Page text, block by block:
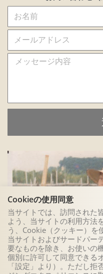
Cookieの使用同意
当サイトでは、訪問された
よう、当サイトの利用方法
う、Cookie（クッキー）を
当サイトおよびサードパー
要なものを除き、お使いの
個別に許可して同意できる
「設定」より）。ただし